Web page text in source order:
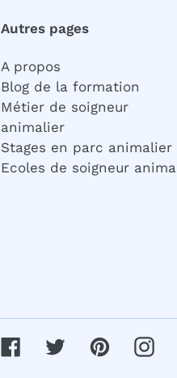
Autres pages
A propos
Blog de la formation
Métier de soigneur
animalier
Stages en parc animalier
Ecoles de soigneur
FacebookTwitter Pinterest